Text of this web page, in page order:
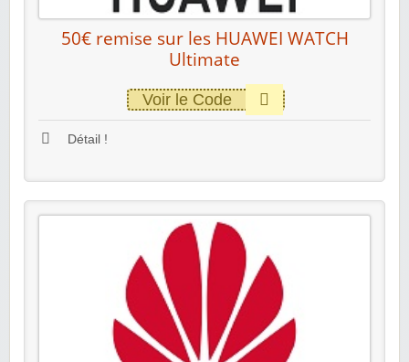
50€ remise sur les HUAWEI WATCH
Ultimate
Voir le Code
Détail !